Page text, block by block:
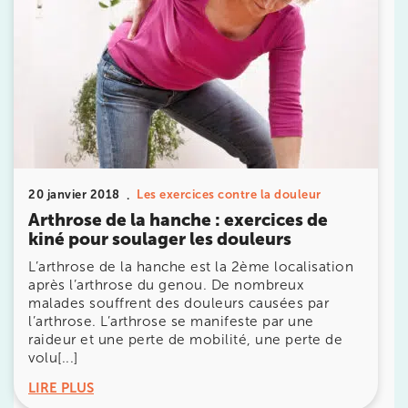
20 janvier 2018 Les exercices contre la douleur
Arthrose de la hanche : exercices de
kiné pour soulager les douleurs
L’arthrose de la hanche est la 2ème localisation
après l’arthrose du genou. De nombreux
malades souffrent des douleurs causées par
l’arthrose. L’arthrose se manifeste par une
raideur et une perte de mobilité, une perte de
volu[...]
LIRE PLUS
8 Av. de Camoens 75116 Paris
8 Av. de Camoens 75116 Paris
01 42 15 22 46
Prenez RDV sur
Prenez RDV sur
IK PARIS 15 – SÉGUR
75015 Paris
Prenez RDV sur
Prenez RDV sur
IK PARIS 6 – CASSETTE